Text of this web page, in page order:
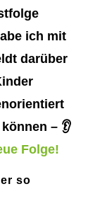
ich mit
darüber
– 👂
Folge!
so